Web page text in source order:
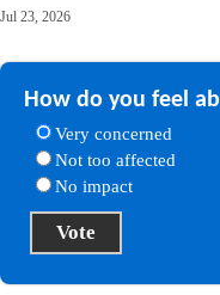
Jul 23, 2026
How do you feel
Very concerned
Not too affected
No impact